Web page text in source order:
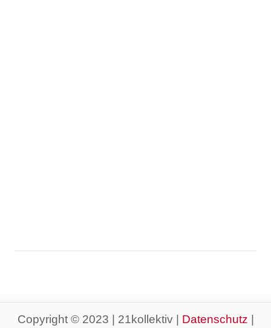
Copyright © 2023 | 21kollektiv | Datenschutz |